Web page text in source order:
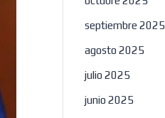
septiembre 2025
agosto 2025
julio 2025
junio 2025